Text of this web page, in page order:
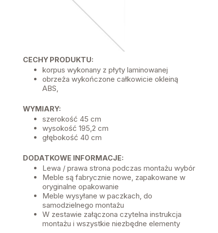
CECHY PRODUKTU:
korpus wykonany z płyty laminowanej
obrzeża wykończone całkowicie okleiną
ABS,
WYMIARY:
szerokość 45 cm
wysokość 195,2 cm
głębokość 40 cm
DODATKOWE INFORMACJE:
Lewa / prawa strona podczas montażu wybór
Meble są fabrycznie nowe, zapakowane w
oryginalne opakowanie
Meble wysyłane w paczkach, do
samodzielnego montażu
W zestawie załączona czytelna instrukcja
montażu i wszystkie niezbędne elementy